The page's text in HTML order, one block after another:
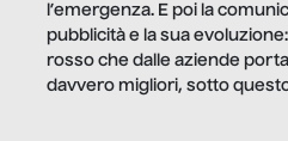
l’emergenza. E poi la
pubblicità e la sua
rosso che dalle aziende
davvero migliori, sotto